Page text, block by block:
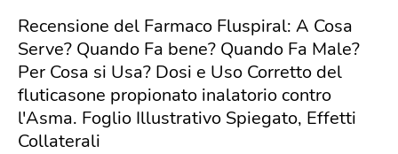
Recensione del Farmaco Fluspiral: A Cosa
Serve? Quando Fa bene? Quando Fa Male?
Per Cosa si Usa? Dosi e Uso Corretto del
fluticasone propionato inalatorio contro
l'Asma. Foglio Illustrativo Spiegato, Effetti
Collaterali